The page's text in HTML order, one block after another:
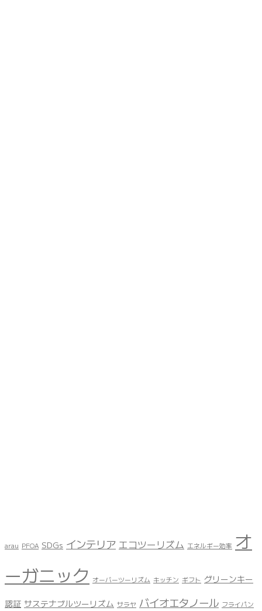
arau PFOA SDGs インテリア エコツーリズム エネルギー効率 オ
ーガニック オーバーツーリズム キッチン ギフト グリーンキー
認証 サステナブルツーリズム サラヤ バイオエタノール フライパン